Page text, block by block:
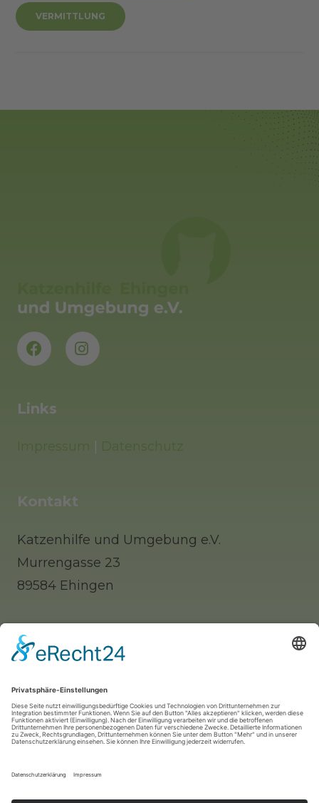
VERMITTLUNG
Links
Impressum Datenschutz
Kontakt
Katzenhilfe und Umgebung e.V.
Murrengasse 23
89584 Ehingen
Tel: 0 73 91 / 77 0 88 65 (Telefonisch erst
nachmittags zu erreichen)
Whatsapp: 0177 / 9140312 (nur für Notfälle!)
Mail:info@katzenhilfe-ehingen.de